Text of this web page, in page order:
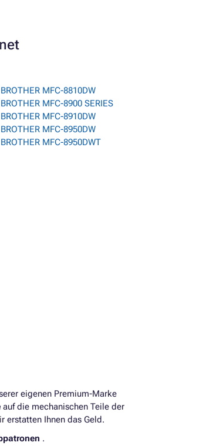
BROTHER MFC-8810DW
BROTHER MFC-8900 SERIES
BROTHER MFC-8910DW
BROTHER MFC-8950DW
BROTHER MFC-8950DWT
eigenen Premium-Marke
auf die mechanischen Teile der
erstatten Ihnen das Geld.
.